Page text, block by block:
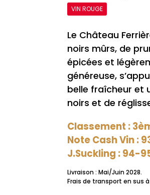
VIN ROUGE
Le Château
noirs mûrs, de
épicées et
généreuse,
belle fraîcheur et
noirs et de
Classement :
Note Cash Vin :
J.Suckling : 94-
Livraison : Mai/Juin 2028.
Frais de transport en sus